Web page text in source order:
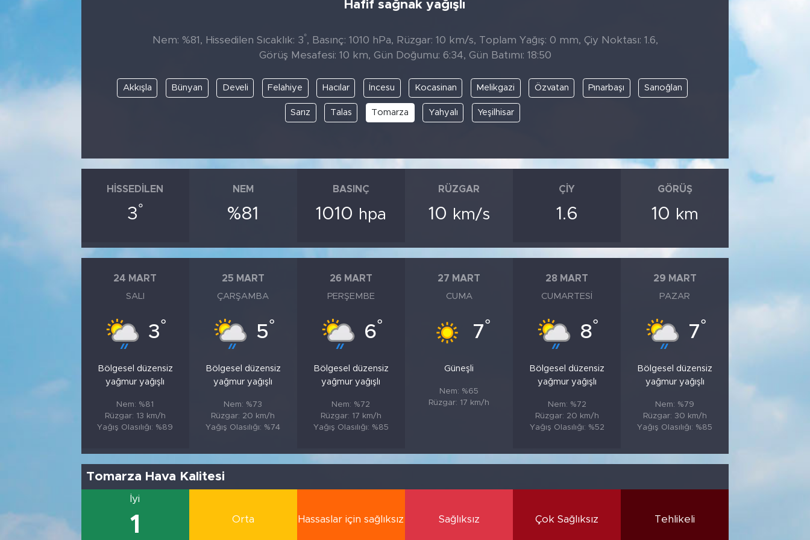
Hafif sağnak yağışlı
Nem: %81, Hissedilen Sıcaklık: 3°, Basınç: 1010 hPa, Rüzgar: 10 km/s, Toplam Yağış: 0 mm, Çiy Noktası: 1.6,
Görüş Mesafesi: 10 km, Gün Doğumu: 6:34, Gün Batımı: 18:50
Akkışla Bünyan Develi Felahiye Hacılar İncesu Kocasinan Melikgazi Özvatan Pınarbaşı Sarıoğlan
Sarız Talas Tomarza Yahyalı Yeşilhisar
HISSEDILEN
3°
NEM
%81
BASINÇ
1010 hpa
RÜZGAR
10 km/s
ÇIY
1.6
GÖRÜŞ
10 km
24 MART
SALI
3°
Bölgesel düzensiz
yağmur yağışlı
Nem: %81
Rüzgar: 13 km/h
Yağış Olasılığı: %89
25 MART
ÇARŞAMBA
5°
Bölgesel düzensiz
yağmur yağışlı
Nem: %73
Rüzgar: 20 km/h
Yağış Olasılığı: %74
26 MART
PERŞEMBE
6°
Bölgesel düzensiz
yağmur yağışlı
Nem: %72
Rüzgar: 17 km/h
Yağış Olasılığı: %85
27 MART
CUMA
7°
Güneşli
Nem: %65
Rüzgar: 17 km/h
28 MART
CUMARTESI
8°
Bölgesel düzensiz
yağmur yağışlı
Nem: %72
Rüzgar: 20 km/h
Yağış Olasılığı: %52
29 MART
PAZAR
7°
Bölgesel düzensiz
yağmur yağışlı
Nem: %79
Rüzgar: 30 km/h
Yağış Olasılığı: %85
Tomarza Hava Kalitesi
İyi
1 Orta Hassaslar için sağlıksız Sağlıksız Çok Sağlıksız Tehlikeli
Söyleşi